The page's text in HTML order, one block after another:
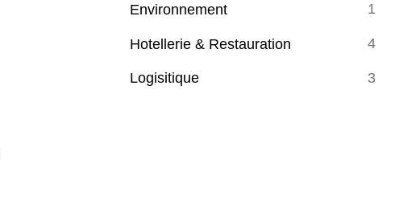
Environnement 1
Hotellerie & Restauration 4
Logisitique 3